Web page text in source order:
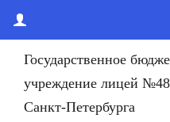
Государственное
учреждение лицей
Санкт-Петербурга